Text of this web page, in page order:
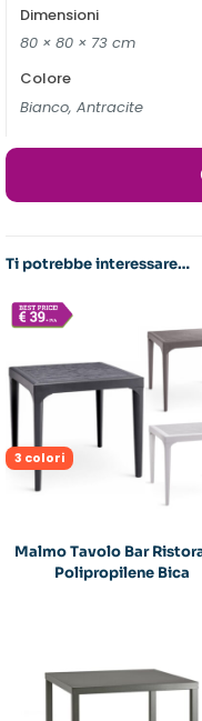
Dimensioni
80 × 80 × 73 cm
Colore
Bianco, Antracite
Ti potrebbe interessare…
3 colori
Malmo Tavolo Bar
Polipropilene Bica